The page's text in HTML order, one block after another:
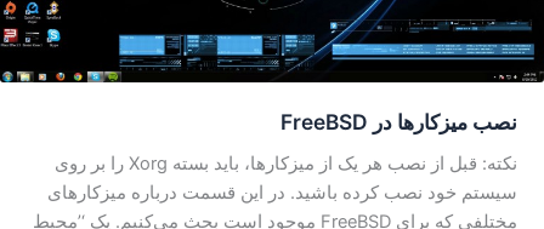
نصب میز‌کارها در FreeBSD
نکته: قبل از نصب هر یک از میزکارها، باید بسته Xorg را بر روی
سیستم خود نصب کرده باشید. در این قسمت درباره میزکار‌های
مختلفی که برای FreeBSD موجود است بحث می‌کنیم. یک ‘’محیط